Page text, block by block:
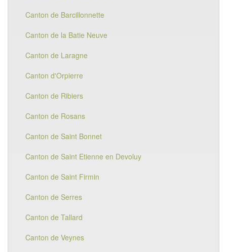
Canton de Barcillonnette
Canton de la Batie Neuve
Canton de Laragne
Canton d'Orpierre
Canton de Ribiers
Canton de Rosans
Canton de Saint Bonnet
Canton de Saint Etienne en Devoluy
Canton de Saint Firmin
Canton de Serres
Canton de Tallard
Canton de Veynes